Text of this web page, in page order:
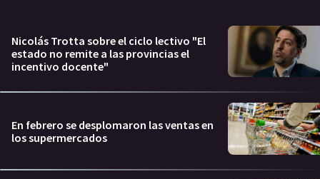
Nicolás Trotta sobre el ciclo lectivo "El
estado no remite a las provincias el
incentivo docente"
En febrero se desplomaron las ventas en
los supermercados